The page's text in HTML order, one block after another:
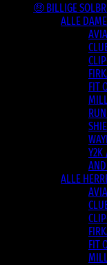
🤑 BILLIGE
ALLE
FIT
Y2K
ALLE
FIT